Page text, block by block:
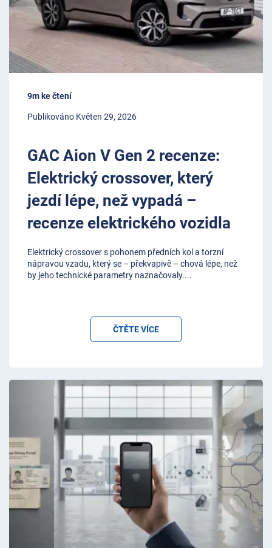
9m ke čtení
Publikováno Květen 29, 2026
GAC Aion V Gen 2 recenze:
Elektrický crossover, který
jezdí lépe, než vypadá –
recenze elektrického vozidla
Elektrický crossover s pohonem předních kol a torzní
nápravou vzadu, který se – překvapivě – chová lépe, než
by jeho technické parametry naznačovaly....
ČTĚTE VÍCE